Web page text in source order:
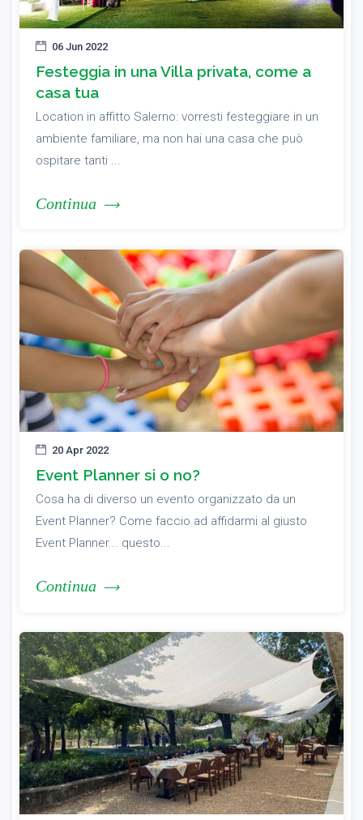
06 Jun 2022
Festeggia in una Villa privata, come a
casa tua
Location in affitto Salerno: vorresti festeggiare in un
ambiente familiare, ma non hai una casa che può
ospitare tanti ...
Continua
20 Apr 2022
Event Planner si o no?
Cosa ha di diverso un evento organizzato da un
Event Planner? Come faccio ad affidarmi al giusto
Event Planner... questo...
Continua